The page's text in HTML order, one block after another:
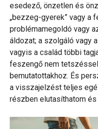
esedező, önzetlen és
„bezzeg-gyerek” vagy a
problémamegoldó vagy
áldozat; a szolgáló vagy
vagyis a család többi
feszengő nem
bemutatottakhoz. És
a visszajelzést teljes
részben elutasíthatom és